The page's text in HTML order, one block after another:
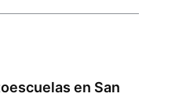
en San